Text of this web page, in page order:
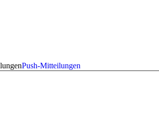
Push-Mitteilungen